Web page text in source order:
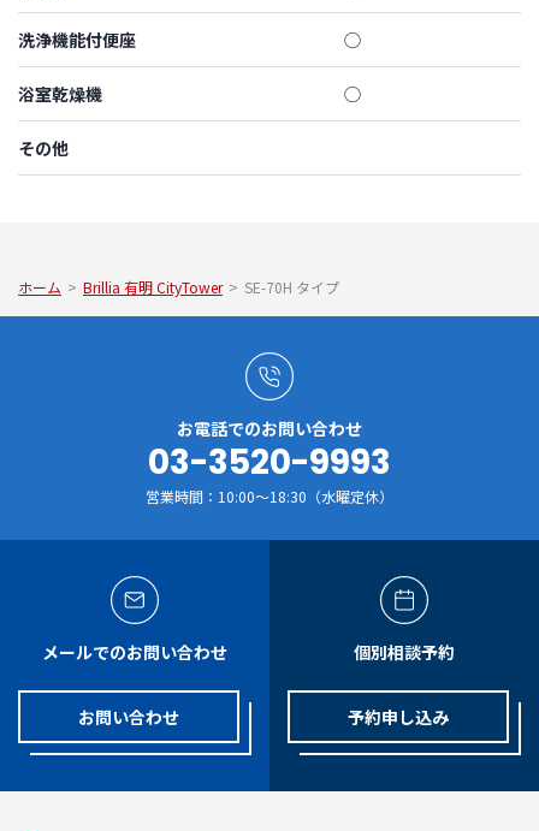
洗浄機能付便座 ◯
浴室乾燥機 ◯
その他
ホーム > Brillia 有明 CityTower > SE-70H タイプ
お電話でのお問い合わせ
03-3520-9993
営業時間：10:00～18:30（水曜定休）
メールでのお問い合わせ
お問い合わせ
個別相談予約
予約申し込み